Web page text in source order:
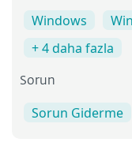
Windows
+ 4 daha fazla
Sorun
Sorun Giderme